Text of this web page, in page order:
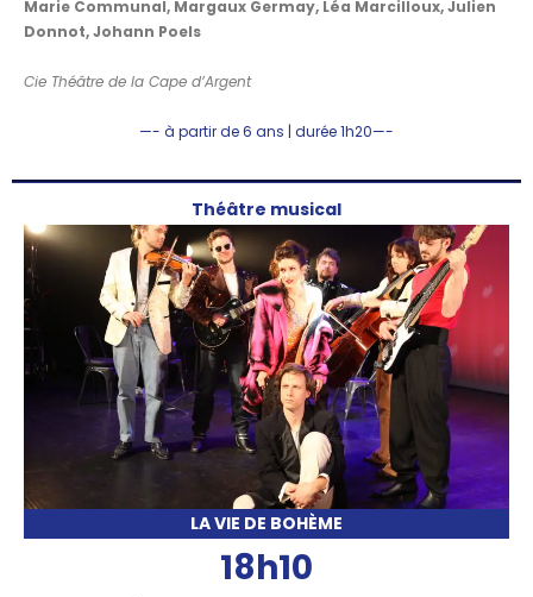
Marie Communal, Margaux Germay, Léa Marcilloux, Julien
Donnot, Johann Poels
Cie Théâtre de la Cape d’Argent
—- à partir de 6 ans | durée 1h20—-
Théâtre musical
LA VIE DE BOHÈME
18h10